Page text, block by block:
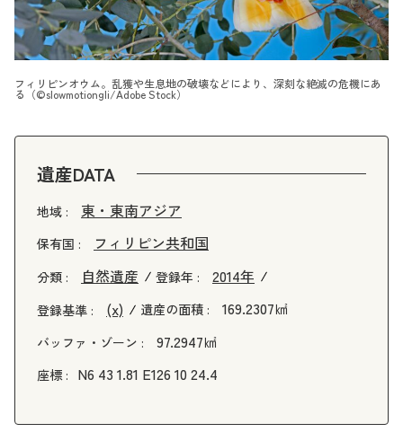
フィリピンオウム。乱獲や生息地の破壊などにより、深刻な絶滅の危機にあ
る（©slowmotiongli/Adobe Stock）
遺産DATA
地域 : 東・東南アジア
保有国 : フィリピン共和国
分類 : 自然遺産 登録年 : 2014年
登録基準 : (x) 遺産の面積 : 169.2307㎢
バッファ・ゾーン : 97.2947㎢
座標 : N6 43 1.81 E126 10 24.4